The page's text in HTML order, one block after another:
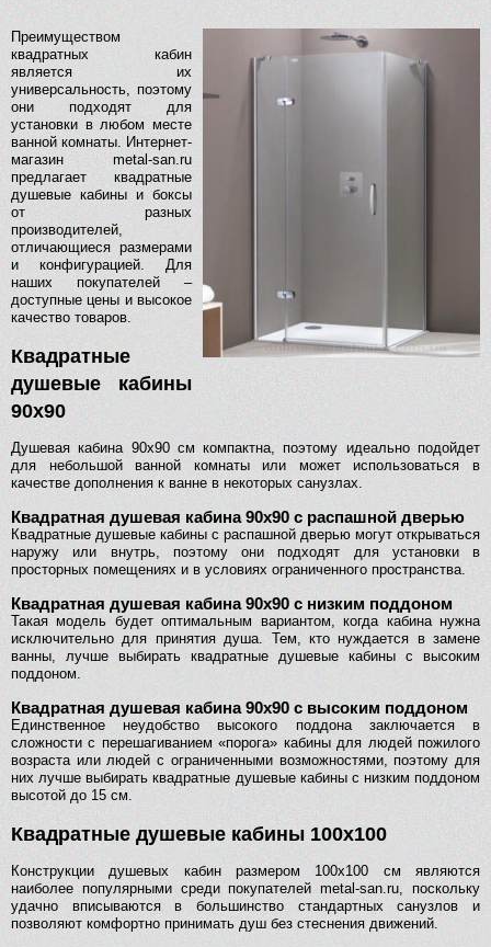
Преимуществом
квадратных кабин
является их
универсальность, поэтому
они подходят для
установки в любом месте
ванной комнаты. Интернет-
магазин metal-san.ru
предлагает квадратные
душевые кабины и боксы
от разных
производителей,
отличающиеся размерами
и конфигурацией. Для
наших покупателей –
доступные цены и высокое
качество товаров.
Квадратные
душевые кабины
90х90
Душевая кабина 90х90 см компактна, поэтому идеально подойдет
для небольшой ванной комнаты или может использоваться в
качестве дополнения к ванне в некоторых санузлах.
Квадратная душевая кабина 90х90 с распашной дверью
Квадратные душевые кабины с распашной дверью могут открываться
наружу или внутрь, поэтому они подходят для установки в
просторных помещениях и в условиях ограниченного пространства.
Квадратная душевая кабина 90х90 с низким поддоном
Такая модель будет оптимальным вариантом, когда кабина нужна
исключительно для принятия душа. Тем, кто нуждается в замене
ванны, лучше выбирать квадратные душевые кабины с высоким
поддоном.
Квадратная душевая кабина 90х90 с высоким поддоном
Единственное неудобство высокого поддона заключается в
сложности с перешагиванием «порога» кабины для людей пожилого
возраста или людей с ограниченными возможностями, поэтому для
них лучше выбирать квадратные душевые кабины с низким поддоном
высотой до 15 см.
Квадратные душевые кабины 100х100
Конструкции душевых кабин размером 100х100 см являются
наиболее популярными среди покупателей metal-san.ru, поскольку
удачно вписываются в большинство стандартных санузлов и
позволяют комфортно принимать душ без стеснения движений.